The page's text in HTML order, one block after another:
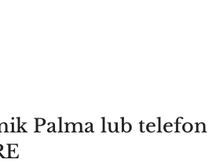
Palma lub telefon